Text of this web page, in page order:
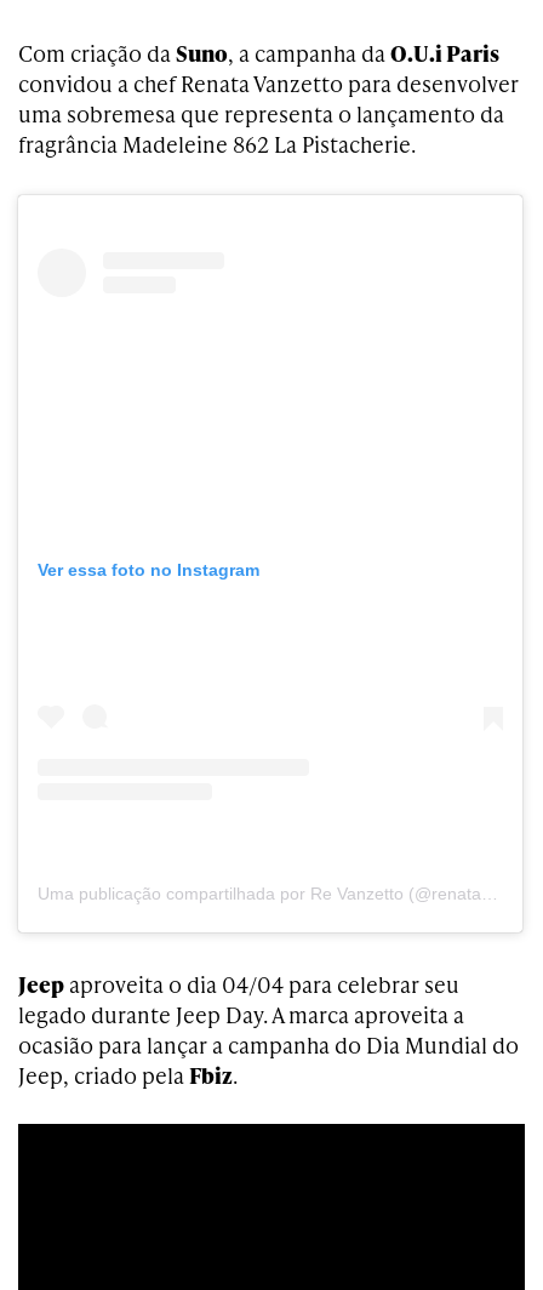
Com criação da Suno, a campanha da O.U.i Paris
convidou a chef Renata Vanzetto para desenvolver
uma sobremesa que representa o lançamento da
fragrância Madeleine 862 La Pistacherie.
Ver essa foto no Instagram
Uma publicação compartilhada por Re Vanzetto (@renatavanzetto)
Jeep aproveita o dia 04/04 para celebrar seu
legado durante Jeep Day. A marca aproveita a
ocasião para lançar a campanha do Dia Mundial do
Jeep, criado pelaFbiz.